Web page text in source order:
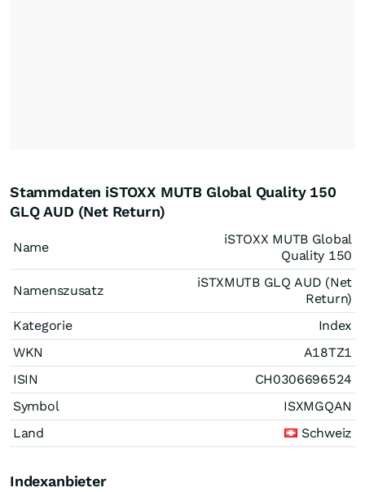
Stammdaten iSTOXX MUTB Global Quality 150
GLQ AUD (Net Return)
Name
iSTOXX MUTB Global
Quality 150
Namenszusatz
iSTXMUTB GLQ AUD (Net
Return)
Kategorie
Index
WKN
A18TZ1
ISIN
CH0306696524
Symbol
ISXMGQAN
Land
Schweiz
Indexanbieter